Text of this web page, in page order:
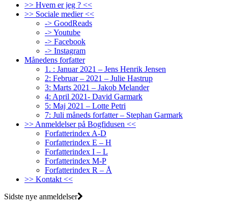
>> Hvem er jeg ? <<
>> Sociale medier <<
-> GoodReads
-> Youtube
-> Facebook
-> Instagram
Månedens forfatter
1. : Januar 2021 – Jens Henrik Jensen
2: Februar – 2021 – Julie Hastrup
3: Marts 2021 – Jakob Melander
4: April 2021- David Garmark
5: Maj 2021 – Lotte Petri
7: Juli måneds forfatter – Stephan Garmark
>> Anmeldelser på Bogfidusen <<
Forfatterindex A-D
Forfatterindex E – H
Forfatterindex I – L
Forfatterindex M-P
Forfatterindex R – Å
>> Kontakt <<
Sidste nye anmeldelser